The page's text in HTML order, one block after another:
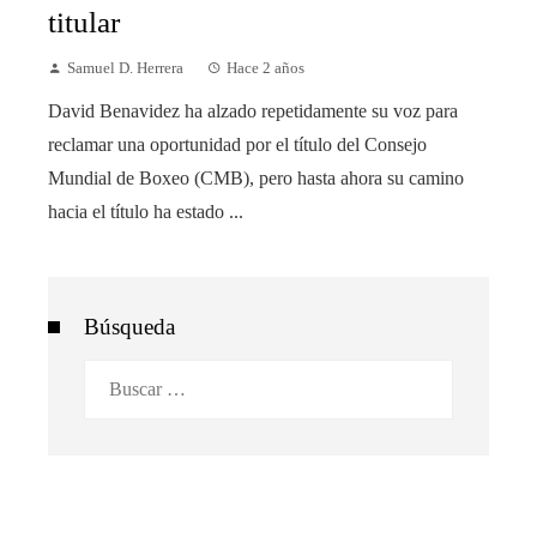
titular
Samuel D. Herrera Hace 2 años
David Benavidez ha alzado repetidamente su voz para
reclamar una oportunidad por el título del Consejo
Mundial de Boxeo (CMB), pero hasta ahora su camino
hacia el título ha estado ...
Búsqueda